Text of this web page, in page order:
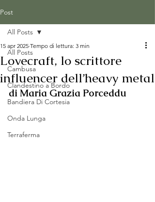
Post
All Posts
Cambusa
Clandestino a Bordo
Bandiera Di Cortesia
Onda Lunga
Terraferma
All Posts
Lovecraft, lo scrittore
influencer dell’heavy metal
15 apr 2025 Tempo di lettura: 3 min
di Maria Grazia Porceddu